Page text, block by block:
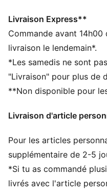
de matériaux recyclés
SOFTRIDE : mousse
un confort supérieurs
pour offrir un amorti
épais
DÉTAILS
Chaussure basse
Zones de traction en
Détails brandés PUMA
Livraison Express**
Commande avant
livraison le lendemain*.
*Les samedis ne sont
"Livraison" pour plus de
**Non disponible pour
Livraison d'article
Pour les articles
supplémentaire de 2-5
*Si tu as commandé
livrés avec l'article